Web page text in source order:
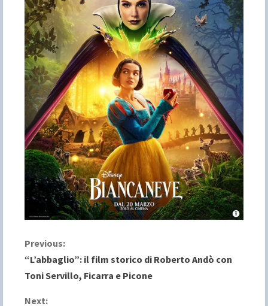
C
o
n
Previous:
“L’abbaglio”: il film storico di Roberto Andò con
Toni Servillo, Ficarra e Picone
Next: